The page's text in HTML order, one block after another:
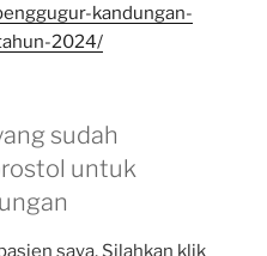
kandungan-
2024/
sudah
untuk
saya, Silahkan klik